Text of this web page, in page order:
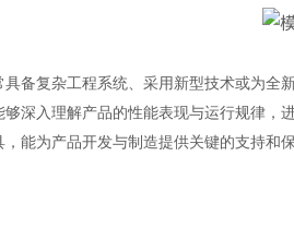
备复杂工程系统、采用新型技术或为
够深入理解产品的性能表现与运行规律
能为产品开发与制造提供关键的支持和